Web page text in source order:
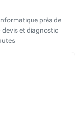
près de
devis et diagnostic